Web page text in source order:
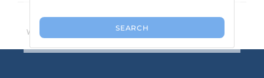
We raden u aan het aantal zoekcriteria te verminderen.